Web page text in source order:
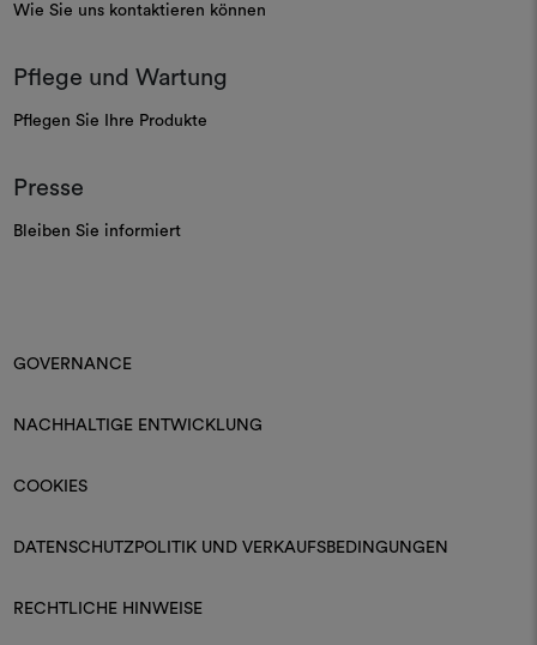
Wie Sie uns kontaktieren können
Pflege und Wartung
Pflegen Sie Ihre Produkte
Presse
Bleiben Sie informiert
GOVERNANCE
NACHHALTIGE ENTWICKLUNG
COOKIES
DATENSCHUTZPOLITIK UND VERKAUFSBEDINGUNGEN
RECHTLICHE HINWEISE